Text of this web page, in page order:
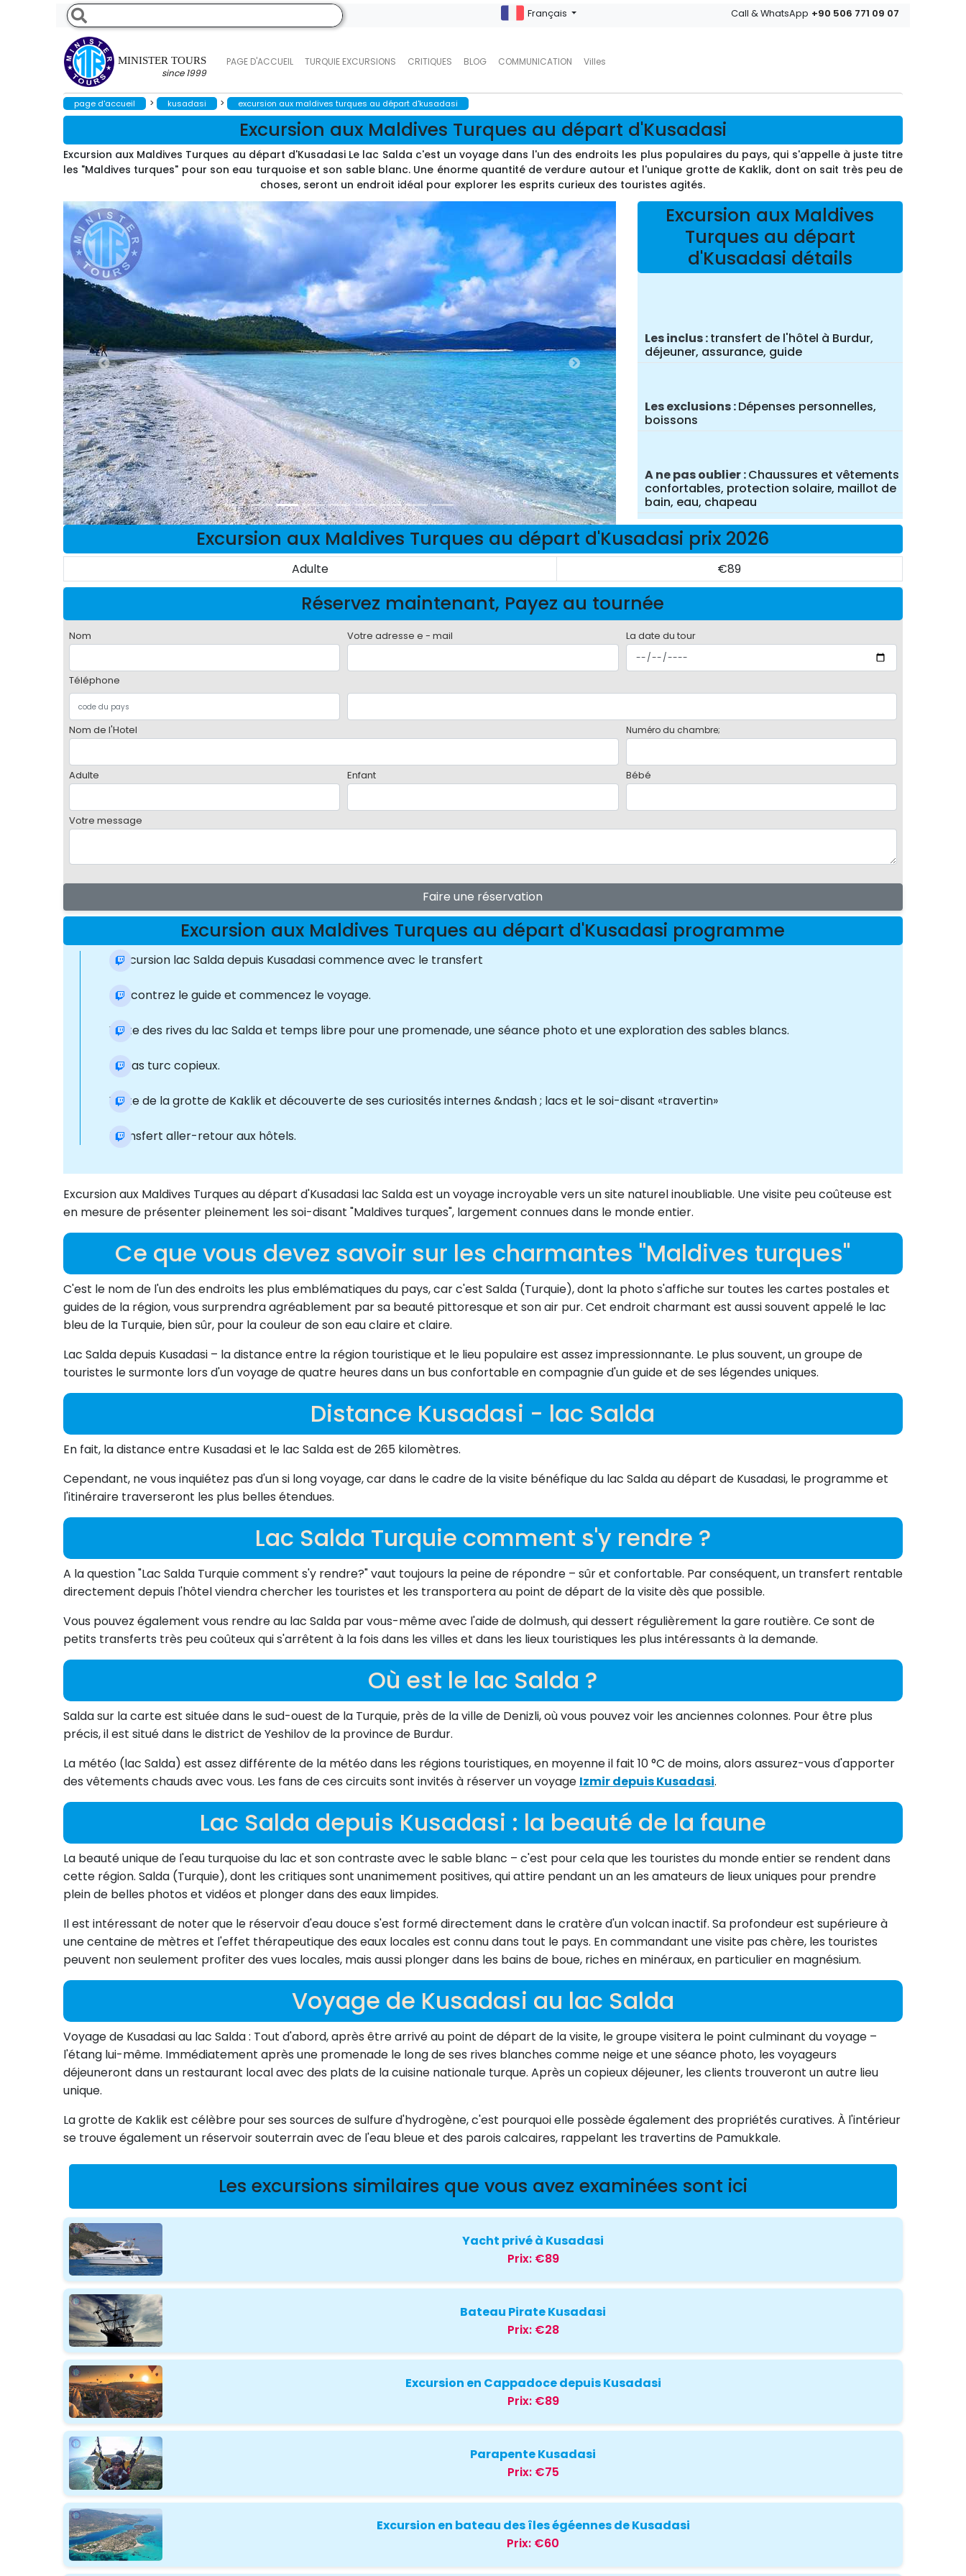
MINISTER TOURS
since 1999
PAGE D'ACCUEIL TURQUIE EXCURSIONS CRITIQUES BLOG COMMUNICATION Villes
Français Call & WhatsApp +90 506 771 09 07
page d'accueil > kusadasi > excursion aux maldives turques au départ d'kusadasi
Excursion aux Maldives Turques au départ d'Kusadasi
Excursion aux Maldives Turques au départ d'Kusadasi Le lac Salda c'est un voyage dans l'un des endroits les plus populaires du pays, qui s'appelle à juste titre
les "Maldives turques" pour son eau turquoise et son sable blanc. Une énorme quantité de verdure autour et l'unique grotte de Kaklik, dont on sait très peu de
choses, seront un endroit idéal pour explorer les esprits curieux des touristes agités.
Excursion aux Maldives
Turques au départ
d'Kusadasi détails
Les inclus transfert de l'hôtel à Burdur,
déjeuner, assurance, guide
Les exclusions Dépenses personnelles,
boissons
A ne pas oublier Chaussures et vêtements
confortables, protection solaire, maillot de
bain, eau, chapeau
Excursion aux Maldives Turques au départ d'Kusadasi prix 2026
Adulte €89
Réservez maintenant, Payez au tournée
Nom Votre adresse e - mail La date du tour
Téléphone
Nom de l'Hotel Numéro du chambre;
Adulte Enfant Bébé
Votre message
Faire une réservation
Excursion aux Maldives Turques au départ d'Kusadasi programme
L'excursion lac Salda depuis Kusadasi commence avec le transfert
Rencontrez le guide et commencez le voyage.
Visite des rives du lac Salda et temps libre pour une promenade, une séance photo et une exploration des sables blancs.
Repas turc copieux.
Visite de la grotte de Kaklik et découverte de ses curiosités internes &ndash ; lacs et le soi-disant «travertin»
Transfert aller-retour aux hôtels.
Excursion aux Maldives Turques au départ d'Kusadasi lac Salda est un voyage incroyable vers un site naturel inoubliable. Une visite peu coûteuse est
en mesure de présenter pleinement les soi-disant "Maldives turques", largement connues dans le monde entier.
Ce que vous devez savoir sur les charmantes "Maldives turques"
C'est le nom de l'un des endroits les plus emblématiques du pays, car c'est Salda (Turquie), dont la photo s'affiche sur toutes les cartes postales et
guides de la région, vous surprendra agréablement par sa beauté pittoresque et son air pur. Cet endroit charmant est aussi souvent appelé le lac
bleu de la Turquie, bien sûr, pour la couleur de son eau claire et claire.
Lac Salda depuis Kusadasi – la distance entre la région touristique et le lieu populaire est assez impressionnante. Le plus souvent, un groupe de
touristes le surmonte lors d'un voyage de quatre heures dans un bus confortable en compagnie d'un guide et de ses légendes uniques.
Distance Kusadasi - lac Salda
En fait, la distance entre Kusadasi et le lac Salda est de 265 kilomètres.
Cependant, ne vous inquiétez pas d'un si long voyage, car dans le cadre de la visite bénéfique du lac Salda au départ de Kusadasi, le programme et
l'itinéraire traverseront les plus belles étendues.
Lac Salda Turquie comment s'y rendre ?
A la question "Lac Salda Turquie comment s'y rendre?" vaut toujours la peine de répondre – sûr et confortable. Par conséquent, un transfert rentable
directement depuis l'hôtel viendra chercher les touristes et les transportera au point de départ de la visite dès que possible.
Vous pouvez également vous rendre au lac Salda par vous-même avec l'aide de dolmush, qui dessert régulièrement la gare routière. Ce sont de
petits transferts très peu coûteux qui s'arrêtent à la fois dans les villes et dans les lieux touristiques les plus intéressants à la demande.
Où est le lac Salda ?
Salda sur la carte est située dans le sud-ouest de la Turquie, près de la ville de Denizli, où vous pouvez voir les anciennes colonnes. Pour être plus
précis, il est situé dans le district de Yeshilov de la province de Burdur.
La météo (lac Salda) est assez différente de la météo dans les régions touristiques, en moyenne il fait 10 °C de moins, alors assurez-vous d'apporter
des vêtements chauds avec vous. Les fans de ces circuits sont invités à réserver un voyage Izmir depuis Kusadasi.
Lac Salda depuis Kusadasi : la beauté de la faune
La beauté unique de l'eau turquoise du lac et son contraste avec le sable blanc – c'est pour cela que les touristes du monde entier se rendent dans
cette région. Salda (Turquie), dont les critiques sont unanimement positives, qui attire pendant un an les amateurs de lieux uniques pour prendre
plein de belles photos et vidéos et plonger dans des eaux limpides.
Il est intéressant de noter que le réservoir d'eau douce s'est formé directement dans le cratère d'un volcan inactif. Sa profondeur est supérieure à
une centaine de mètres et l'effet thérapeutique des eaux locales est connu dans tout le pays. En commandant une visite pas chère, les touristes
peuvent non seulement profiter des vues locales, mais aussi plonger dans les bains de boue, riches en minéraux, en particulier en magnésium.
Voyage de Kusadasi au lac Salda
Voyage de Kusadasi au lac Salda : Tout d'abord, après être arrivé au point de départ de la visite, le groupe visitera le point culminant du voyage –
l'étang lui-même. Immédiatement après une promenade le long de ses rives blanches comme neige et une séance photo, les voyageurs
déjeuneront dans un restaurant local avec des plats de la cuisine nationale turque. Après un copieux déjeuner, les clients trouveront un autre lieu
unique.
La grotte de Kaklik est célèbre pour ses sources de sulfure d'hydrogène, c'est pourquoi elle possède également des propriétés curatives. À l'intérieur
se trouve également un réservoir souterrain avec de l'eau bleue et des parois calcaires, rappelant les travertins de Pamukkale.
Les excursions similaires que vous avez examinées sont ici
Yacht privé à Kusadasi
Prix: €89
Bateau Pirate Kusadasi
Prix: €28
Excursion en Cappadoce depuis Kusadasi
Prix: €89
Parapente Kusadasi
Prix: €75
Excursion en bateau des îles égéennes de Kusadasi
Prix: €60